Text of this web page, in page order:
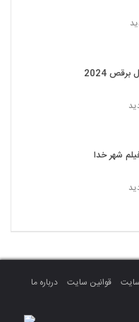
2024
شهر خدا
قوانین سایت
درباره ما